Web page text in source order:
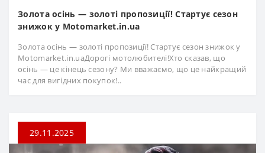
Золота осінь — золоті пропозиції! Стартує сезон
знижок у Motomarket.in.ua
Золота осінь — золоті пропозиції! Стартує сезон знижок у
Motomarket.in.uaДорогі мотолюбителі!Хто сказав, що
осінь — це кінець сезону? Ми вважаємо, що це найкращий
час для вигідних покупок!..
29.11.2025